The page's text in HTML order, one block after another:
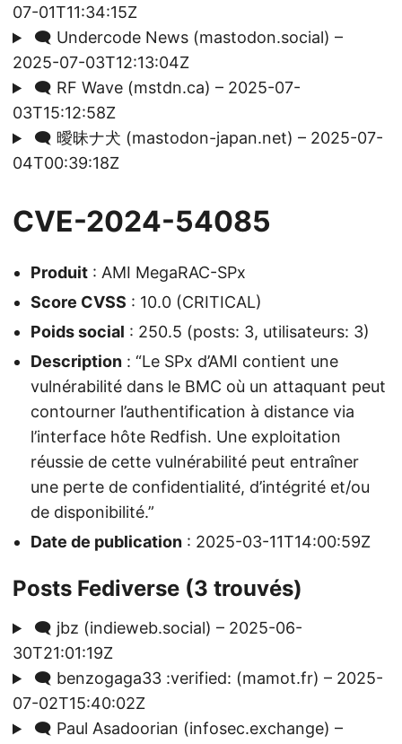
07-01T11:34:15Z
🗨️ Undercode News (mastodon.social) –
2025-07-03T12:13:04Z
🗨️ RF Wave (mstdn.ca) – 2025-07-
03T15:12:58Z
🗨️ 曖昧ナ犬 (mastodon-japan.net) – 2025-07-
04T00:39:18Z
CVE-2024-54085
Produit : AMI MegaRAC-SPx
Score CVSS : 10.0 (CRITICAL)
Poids social : 250.5 (posts: 3, utilisateurs: 3)
Description : “Le SPx d’AMI contient une
vulnérabilité dans le BMC où un attaquant peut
contourner l’authentification à distance via
l’interface hôte Redfish. Une exploitation
réussie de cette vulnérabilité peut entraîner
une perte de confidentialité, d’intégrité et/ou
de disponibilité.”
Date de publication : 2025-03-11T14:00:59Z
Posts Fediverse (3 trouvés)
🗨️ jbz (indieweb.social) – 2025-06-
30T21:01:19Z
🗨️ benzogaga33 :verified: (mamot.fr) – 2025-
07-02T15:40:02Z
🗨️ Paul Asadoorian (infosec.exchange) –